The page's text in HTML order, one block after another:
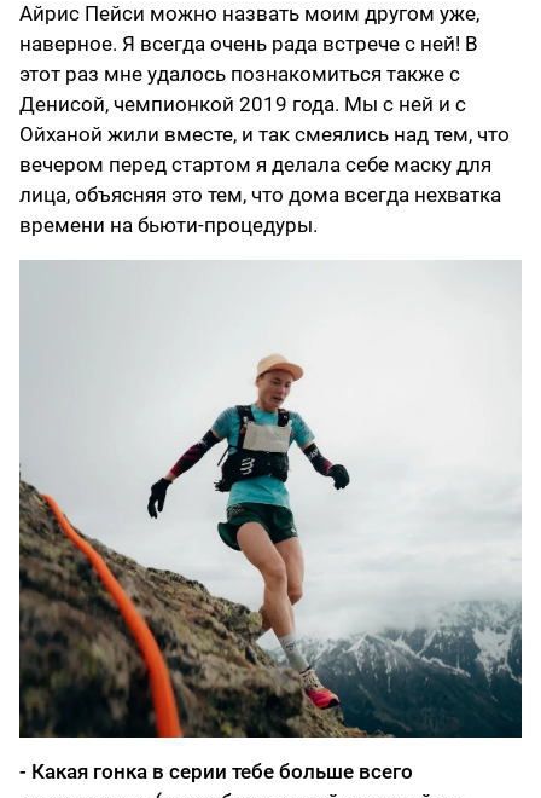
Айрис Пейси можно назвать моим другом уже,
наверное. Я всегда очень рада встрече с ней! В
этот раз мне удалось познакомиться также с
Денисой, чемпионкой 2019 года. Мы с ней и с
Ойханой жили вместе, и так смеялись над тем, что
вечером перед стартом я делала себе маску для
лица, объясняя это тем, что дома всегда нехватка
времени на бьюти-процедуры.
- Какая гонка в серии тебе больше всего